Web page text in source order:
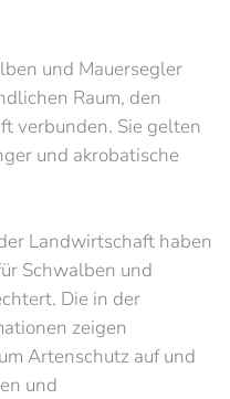
und Mauersegler
Raum, den
verbunden. Sie gelten
und akrobatische
Landwirtschaft haben
Schwalben und
Die in der
zeigen
Artenschutz auf und
und